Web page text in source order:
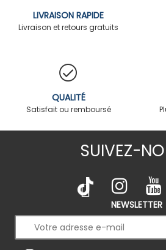
LIVRAISON RAPIDE
Livraison et retours gratuits
QUALITÉ
Satisfait ou remboursé
SUIVEZ-
NEWSLETTER